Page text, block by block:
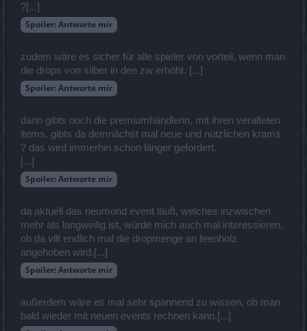
?[...]
Spoiler:Antworte mir
zudem wäre es sicher für alle spieler von vorteil, wenn man
die drops von silber in den zw erhöht. [...]
Spoiler:Antworte mir
dann gibts noch die premiumhändlerin, mit ihren veralteten
items. gibts da demnächst mal neue und nützlichen krams
? das wird immerhin schon länger gefordert.
[...]
Spoiler:Antworte mir
da aktuell das neumond event läuft, welches inzwischen
mehr als langweilig ist, würde mich auch mal interessieren,
ob da vllt endlich mal die dropmenge an feenholz
angehoben wird.[...]
Spoiler:Antworte mir
außerdem wäre es mal sehr spannend zu wissen, ob man
bald wieder mit neuen events rechnen kann.[...]